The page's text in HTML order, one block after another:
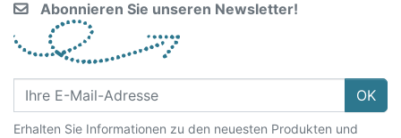
Abonnieren Sie unseren Newsletter!
OK
Erhalten Sie Informationen zu den neuesten Produkten und